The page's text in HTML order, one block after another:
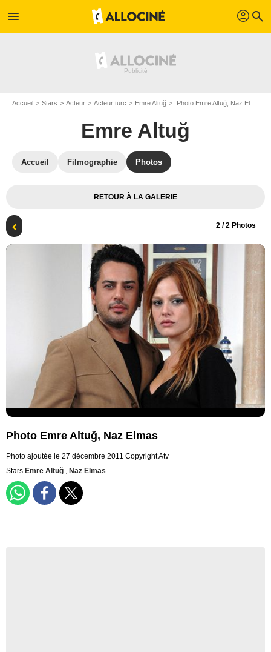
menu profil search
Accueil Stars Acteur Acteur turc Emre Altuğ Photo Emre Altuğ, Naz Elmas
Emre Altuğ
Accueil Filmographie Photos
RETOUR À LA GALERIE
2 / 2 Photos
Photo Emre Altuğ, Naz Elmas
Photo ajoutée le 27 décembre 2011 Copyright Atv
Stars Emre Altuğ , Naz Elmas